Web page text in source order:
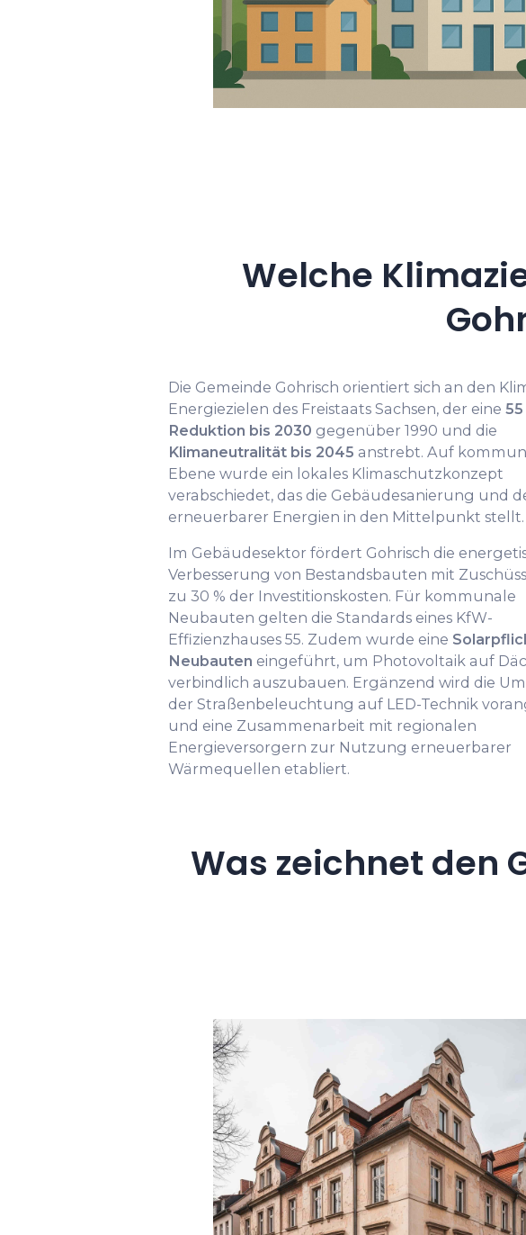
Welche
Die Gemeinde Gohrisch orientiert sich an den
Energiezielen des Freistaats Sachsen, der eine 55
Reduktion bis 2030 gegenüber 1990 und die
Klimaneutralität bis 2045 anstrebt. Auf
Ebene wurde ein lokales Klimaschutzkonzept
verabschiedet, das die Gebäudesanierung und
erneuerbarer Energien in den Mittelpunkt stellt.
Im Gebäudesektor fördert Gohrisch die
Verbesserung von Bestandsbauten mit
zu 30 % der Investitionskosten. Für kommunale
Neubauten gelten die Standards eines KfW-
Effizienzhauses 55. Zudem wurde eine
Neubauten eingeführt, um Photovoltaik auf
verbindlich auszubauen. Ergänzend wird die
der Straßenbeleuchtung auf LED-Technik
und eine Zusammenarbeit mit regionalen
Energieversorgern zur Nutzung erneuerbarer
Wärmequellen etabliert.
Was zeichnet den